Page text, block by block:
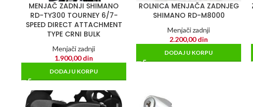
MENJAČ ZADNJI SHIMANO
RD-TY300 TOURNEY 6/7-
SPEED DIRECT ATTACHMENT
TYPE CRNI BULK
Menjači zadnji
1.900,00din
DODAJ U KORPU
ROLNICA MENJAČA ZADNJEG
SHIMANO RD-M8000
Menjači zadnji
2.200,00din
DODAJ U KORPU